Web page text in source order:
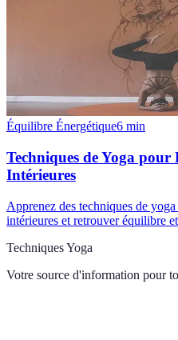
Équilibre Énergétique6 min
Techniques de Yoga
Intérieures
Apprenez des techniques de
intérieures et retrouver équilibre
Techniques Yoga
Votre source d'information pour